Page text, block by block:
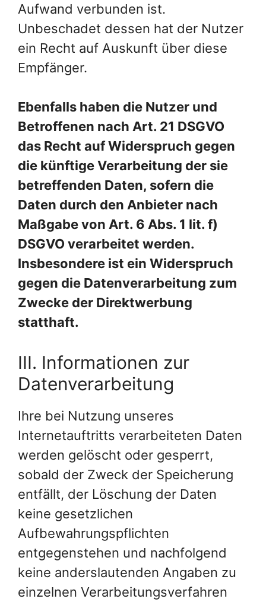
Aufwand verbunden ist.
Unbeschadet dessen hat der Nutzer
ein Recht auf Auskunft über diese
Empfänger.
Ebenfalls haben die Nutzer und
Betroffenen nach Art. 21 DSGVO
das Recht auf Widerspruch gegen
die künftige Verarbeitung der sie
betreffenden Daten, sofern die
Daten durch den Anbieter nach
Maßgabe von Art. 6 Abs. 1 lit. f)
DSGVO verarbeitet werden.
Insbesondere ist ein Widerspruch
gegen die Datenverarbeitung zum
Zwecke der Direktwerbung
statthaft.
III. Informationen zur
Datenverarbeitung
Ihre bei Nutzung unseres
Internetauftritts verarbeiteten Daten
werden gelöscht oder gesperrt,
sobald der Zweck der Speicherung
entfällt, der Löschung der Daten
keine gesetzlichen
Aufbewahrungspflichten
entgegenstehen und nachfolgend
keine anderslautenden Angaben zu
einzelnen Verarbeitungsverfahren